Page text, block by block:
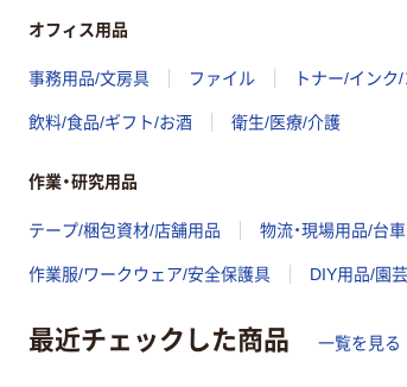
オフィス用品
事務用品/文房具 ファイル トナー/インク
飲料/食品/ギフト/お酒 衛生/医療/介護
作業・研究用品
テープ/梱包資材/店舗用品 物流・現場用品/台車
作業服/ワークウェア/安全保護具 DIY用品/園
最近チェックした商品 一覧を見る